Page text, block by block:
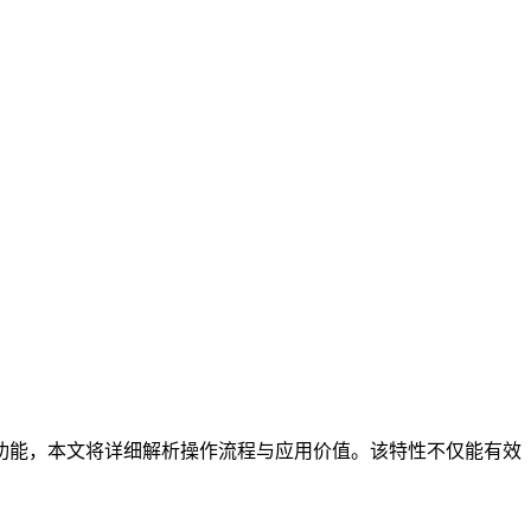
，本文将详细解析操作流程与应用价值。该特性不仅能有效